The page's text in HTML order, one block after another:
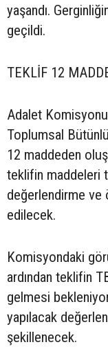
yaşandı.
geçildi.
TEKLİF 12
Adalet
Toplumsal
12 maddeden
teklifin maddeleri
değerlendirme ve
edilecek.
Komisyondaki
ardından teklifin
gelmesi
yapılacak
şekillenecek.